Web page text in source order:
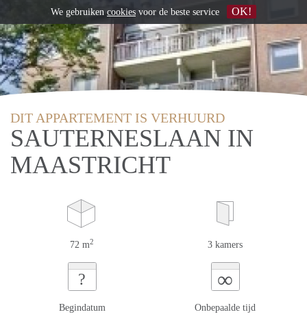
DIT APPARTEMENT IS VERHUURD
SAUTERNESLAAN IN
MAASTRICHT
72 m2 3 kamers
?
Begindatum
∞
Onbepaalde tijd
We gebruiken cookies voor de beste service OK!